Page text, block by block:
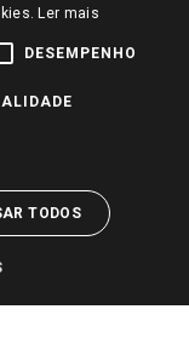
Ler mais
DESEMPENHO
TODOS